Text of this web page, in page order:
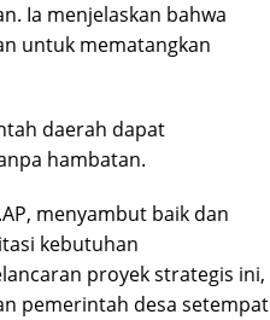
Ia menjelaskan bahwa
untuk mematangkan
daerah dapat
hambatan.
menyambut baik dan
kebutuhan
proyek strategis ini,
pemerintah desa setempat